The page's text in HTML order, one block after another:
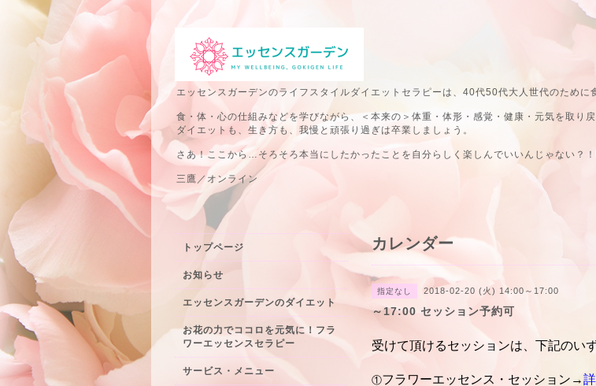
エッセンスガーデンのライフスタイルダイエットセラピーは、40代50代大人世代のために
食・体・心の仕組みなどを学びながら、＜本来の＞体重・体形・感覚・健康・元気を取り
ダイエットも、生き方も、我慢と頑張り過ぎは卒業しましょう。
さあ！ここから…そろそろ本当にしたかったことを自分らしく楽しんでいいんじゃない？
三鷹／オンライン
カレンダー
指定なし 2018-02-20 (火) 14:00～17:00
～17:00 セッション予約可
受けて頂けるセッションは、下記のい
①フラワーエッセンス・セッション→
トップページ
お知らせ
エッセンスガーデンのダイエット
お花の力でココロを元気に！フラ
ワーエッセンスセラピー
サービス・メニュー